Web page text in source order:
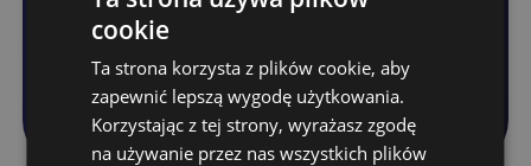
Zadzwoń +48 690 512 414
cookie
Ta strona korzysta z plików cookie, aby
zapewnić lepszą wygodę użytkowania.
Korzystając z tej strony, wyrażasz zgodę
na używanie przez nas wszystkich plików